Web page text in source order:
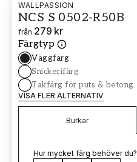
WALLPASSION
NCS S 0502-R50B
från 279 kr
Färgtyp
Väggfärg
Snickerifärg
Takfärg för puts & betong
VISA FLER ALTERNATIV
Burkar
Hur mycket färg behöver du?